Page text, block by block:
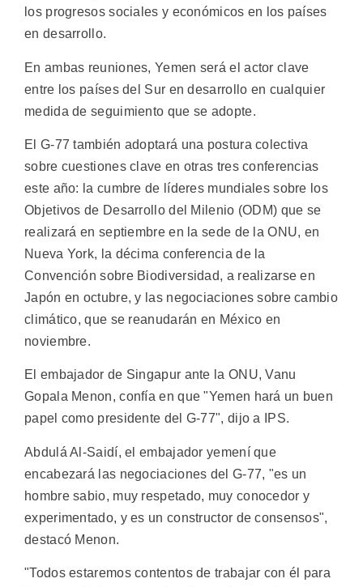
los progresos sociales y económicos en los países
en desarrollo.
En ambas reuniones, Yemen será el actor clave
entre los países del Sur en desarrollo en cualquier
medida de seguimiento que se adopte.
El G-77 también adoptará una postura colectiva
sobre cuestiones clave en otras tres conferencias
este año: la cumbre de líderes mundiales sobre los
Objetivos de Desarrollo del Milenio (ODM) que se
realizará en septiembre en la sede de la ONU, en
Nueva York, la décima conferencia de la
Convención sobre Biodiversidad, a realizarse en
Japón en octubre, y las negociaciones sobre cambio
climático, que se reanudarán en México en
noviembre.
El embajador de Singapur ante la ONU, Vanu
Gopala Menon, confía en que "Yemen hará un buen
papel como presidente del G-77", dijo a IPS.
Abdulá Al-Saidí, el embajador yemení que
encabezará las negociaciones del G-77, "es un
hombre sabio, muy respetado, muy conocedor y
experimentado, y es un constructor de consensos",
destacó Menon.
"Todos estaremos contentos de trabajar con él para